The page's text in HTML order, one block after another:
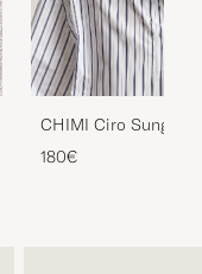
CHIMI Ciro
180€